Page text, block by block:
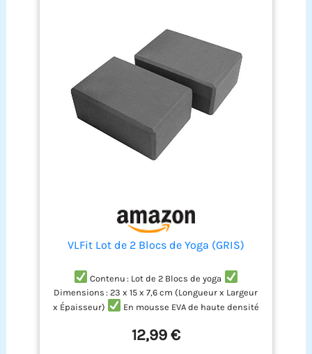
VLFit Lot de 2 Blocs de Yoga (GRIS)
Contenu : Lot de 2 Blocs de yoga
Dimensions : 23 x 15 x 7,6 cm (Longueur x Largeur
x Épaisseur)
En mousse EVA de haute densité
stabilité de la surface douce pour une accroche
12,99 €